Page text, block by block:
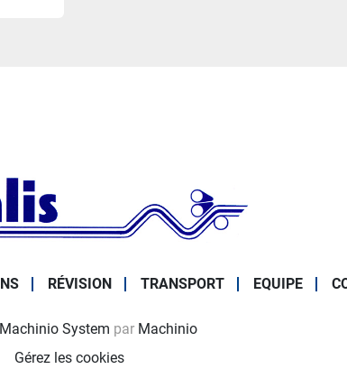
RÉVISION TRANSPORT EQUIPE
Machinio System par Machinio
Gérez les cookies